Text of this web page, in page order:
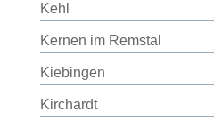
Kehl
Kernen im Remstal
Kiebingen
Kirchardt